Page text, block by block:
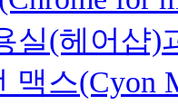
실(헤어샵)
맥스(Cyon